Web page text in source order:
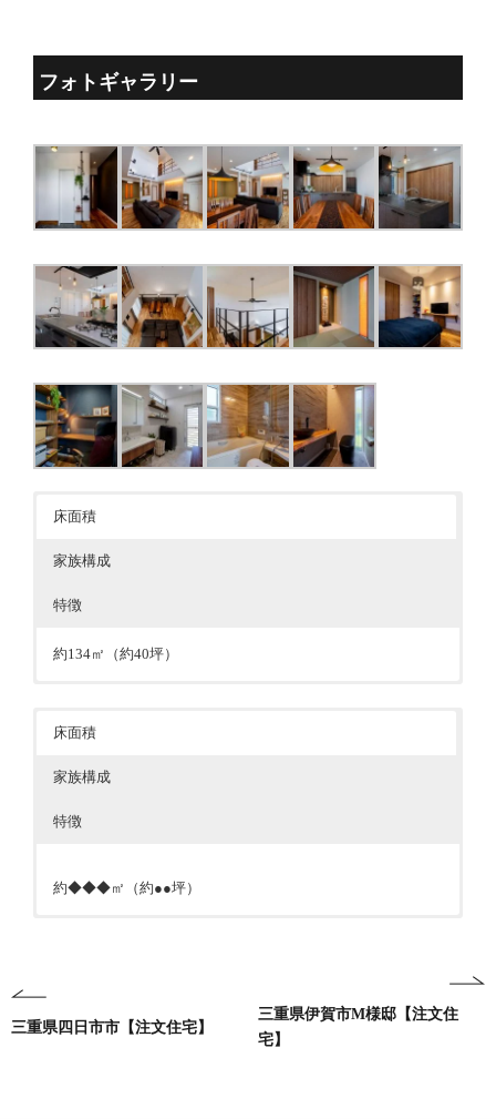
フォトギャラリー
床面積
家族構成
特徴
約134㎡（約40坪）
もいつでもすっきりとした玄関に。 LDKは吹抜けがあり、
日のお料理も楽しく。 洗面脱衣室は、部屋干しもできる
気にまとめ、こだわりのカウンター手洗いを設置しました。
吹抜けのある二階の手摺はアイアン、シンプルだけど存在感
床面積
家族構成
特徴
約◆◆◆㎡（約●●坪）
三重県四日市市【注文住宅】
三重県伊賀市M様邸【注文住
宅】